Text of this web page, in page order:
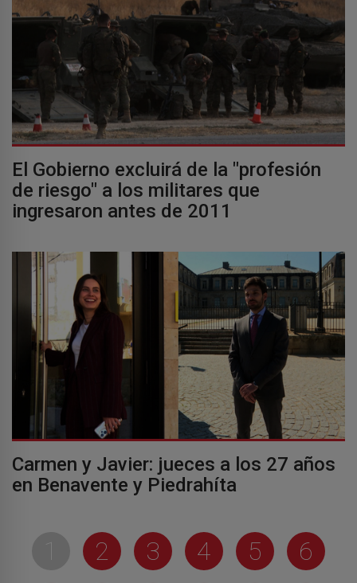
El Gobierno excluirá de la "profesión
de riesgo" a los militares que
ingresaron antes de 2011
Carmen y Javier: jueces a los 27 años
en Benavente y Piedrahíta
1 2 3 4 5
6